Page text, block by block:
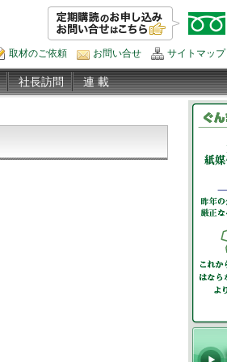
取材のご依頼 お問い合せ サイトマップ
社長訪問 連 載